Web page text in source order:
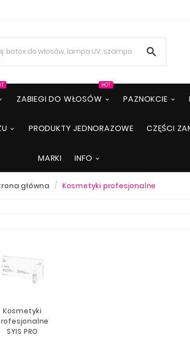

ZABIEGI DO WŁOSÓW
HOT
PAZNOKCIE
PRODUKTY JEDNORAZOWE CZĘŚCI
MARKI INFO
główna Kosmetyki profesjonalne
Kosmetyki
SYIS PRO